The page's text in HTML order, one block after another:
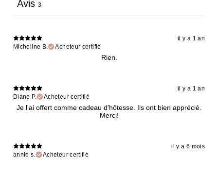
Avis 3
il y a 1 an
Micheline B.
Acheteur certifié
Rien.
il y a 1 an
Diane P.
Acheteur certifié
Je l'ai offert comme cadeau d'hôtesse. Ils ont bien apprécié.
Merci!
il y a 6 mois
annie s.
Acheteur certifié